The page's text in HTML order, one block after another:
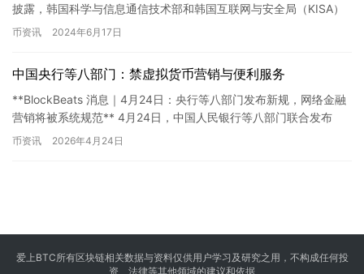
披露，韩国科学与信息通信技术部和韩国互联网与安全局（KISA）
将联手推动2024年区块链支持计划。两个部门…
币资讯 2024年6月17日
中国央行等八部门：禁虚拟货币营销与便利服务
**BlockBeats 消息｜4月24日：央行等八部门发布新规，网络金融
营销将被系统规范** 4月24日，中国人民银行等八部门联合发布
《**金融产品网络营销管理办法**》，并明确…
币资讯 2026年4月24日
爱上BTC所有区块链相关数据与资料仅供用户学习及研究之用，不构成任何投
资、法律等其他领域的建议和依据